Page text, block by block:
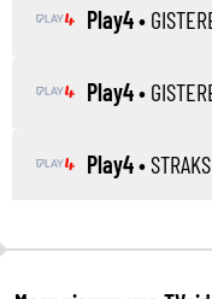
Play4•
Play4•
Play4•STRAKS